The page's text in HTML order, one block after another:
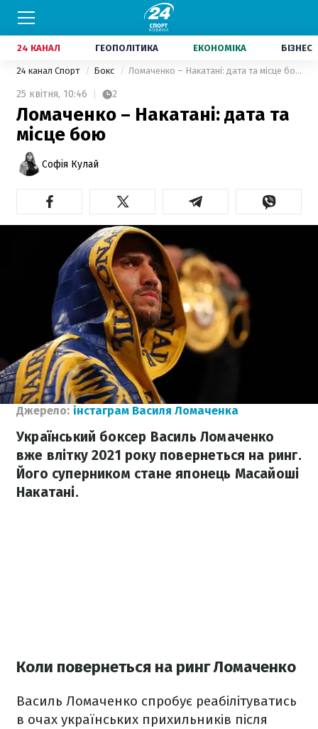
24 КАНАЛ ГЕОПОЛІТИКА ЕКОНОМІКА БІЗНЕС
24 канал Спорт Бокс Ломаченко – Накатані: дата та місце бою
25 квітня, 10:46 2
Ломаченко – Накатані: дата та
місце бою
Софія Кулай
Джерело: інстаграм Василя Ломаченка
Український боксер Василь Ломаченко
вже влітку 2021 року повернеться на ринг.
Його суперником стане японець Масайоші
Накатані.
Коли повернеться на ринг Ломаченко
Василь Ломаченко спробує реабілітуватись
в очах українських прихильників після